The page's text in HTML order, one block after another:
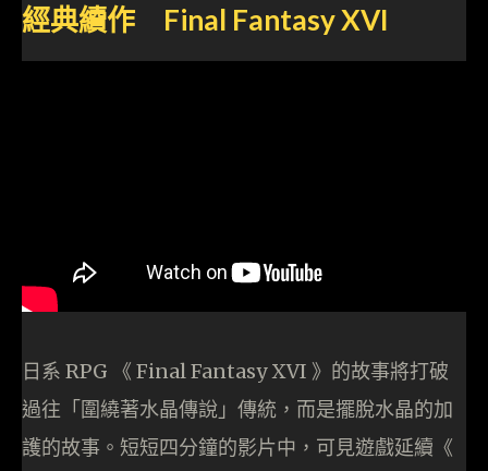
經典續作 Final Fantasy XVI
日系 RPG 《 Final Fantasy XVI 》的故事將打破
過往「圍繞著水晶傳說」傳統，而是擺脫水晶的加
護的故事。短短四分鐘的影片中，可見遊戲延續《